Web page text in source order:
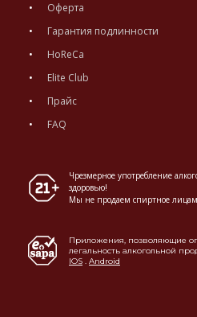
Оферта
Гарантия подлинности
HoReCa
Elite Club
Прайс
FAQ
Чрезмерное употребление
здоровью!
Мы не продаем спиртное
Приложения, позволяющие
легальность алкогольной
IOS . Android